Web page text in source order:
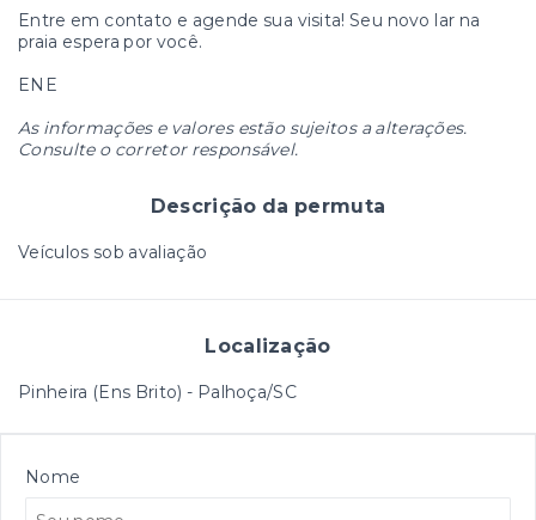
Entre em contato e agende sua visita! Seu novo lar na
praia espera por você.
ENE
As informações e valores estão sujeitos a alterações.
Consulte o corretor responsável.
Descrição da permuta
Veículos sob avaliação
Localização
Pinheira (Ens Brito) - Palhoça/SC
Nome